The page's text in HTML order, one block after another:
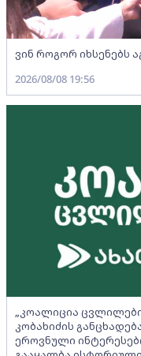
ვინ როგორ იხსენებს
2026/08/08 19:56
„კოალიცია
კობახიძის
ეროვნული